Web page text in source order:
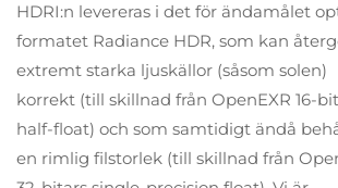
HDRI:n levereras i det för ändamålet
formatet Radiance HDR, som kan
extremt starka ljuskällor (såsom solen)
korrekt (till skillnad från OpenEXR 16-
half-float) och som samtidigt ändå
en rimlig filstorlek (till skillnad från